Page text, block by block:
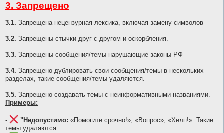
3. Запрещено
3.1. Запрещена нецензурная лексика, включая замену символов
3.2. Запрещены стычки друг с другом и оскорбления.
3.3. Запрещены сообщения/темы нарушающие законы РФ
3.4. Запрещено дублировать свои сообщения/темы в нескольких
разделах, такие сообщения/темы удаляются.
3.5. Запрещено создавать темы с неинформативными названиями.
Примеры:
- "Недопустимо: «Помогите срочно!», «Вопрос», «Хелп!». Такие
темы удаляются.